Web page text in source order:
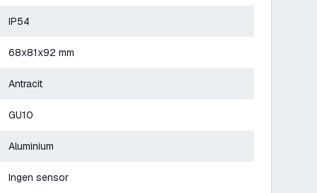
IP54
68x81x92 mm
Antracit
GU10
Aluminium
Ingen sensor